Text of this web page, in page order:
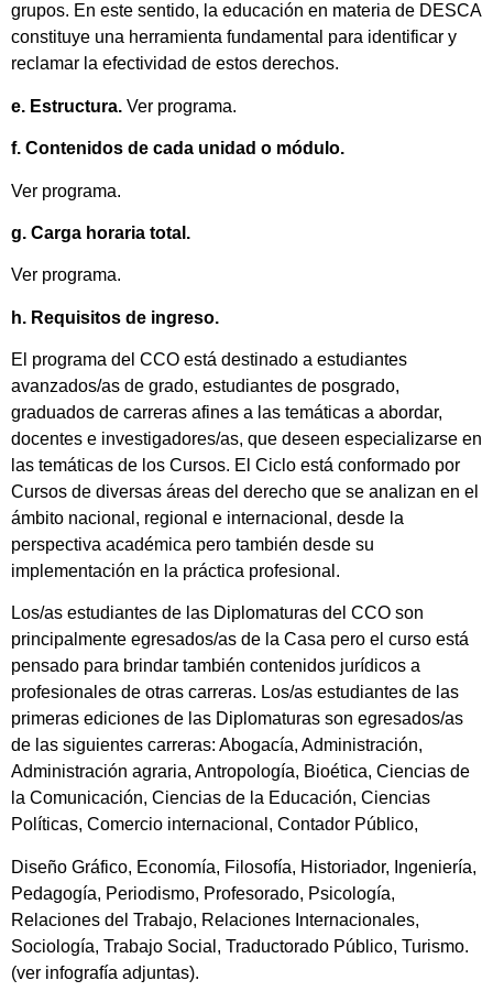
grupos. En este sentido, la educación en materia de DESCA
constituye una herramienta fundamental para identificar y
reclamar la efectividad de estos derechos.
e. Estructura. Ver programa.
f. Contenidos de cada unidad o módulo.
Ver programa.
g. Carga horaria total.
Ver programa.
h. Requisitos de ingreso.
El programa del CCO está destinado a estudiantes
avanzados/as de grado, estudiantes de posgrado,
graduados de carreras afines a las temáticas a abordar,
docentes e investigadores/as, que deseen especializarse en
las temáticas de los Cursos. El Ciclo está conformado por
Cursos de diversas áreas del derecho que se analizan en el
ámbito nacional, regional e internacional, desde la
perspectiva académica pero también desde su
implementación en la práctica profesional.
Los/as estudiantes de las Diplomaturas del CCO son
principalmente egresados/as de la Casa pero el curso está
pensado para brindar también contenidos jurídicos a
profesionales de otras carreras. Los/as estudiantes de las
primeras ediciones de las Diplomaturas son egresados/as
de las siguientes carreras: Abogacía, Administración,
Administración agraria, Antropología, Bioética, Ciencias de
la Comunicación, Ciencias de la Educación, Ciencias
Políticas, Comercio internacional, Contador Público,
Diseño Gráfico, Economía, Filosofía, Historiador, Ingeniería,
Pedagogía, Periodismo, Profesorado, Psicología,
Relaciones del Trabajo, Relaciones Internacionales,
Sociología, Trabajo Social, Traductorado Público, Turismo.
(ver infografía adjuntas).